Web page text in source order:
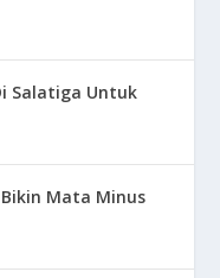
Salatiga Untuk
Mata Minus